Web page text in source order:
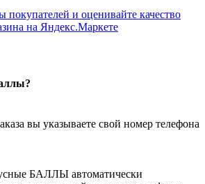
вы указываете свой номер телефона
БАЛЛЫ автоматически